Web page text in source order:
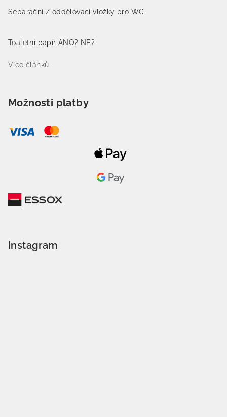
Separační / oddělovací vložky pro WC
Toaletní papír ANO? NE?
Více článků
Možnosti platby
Instagram